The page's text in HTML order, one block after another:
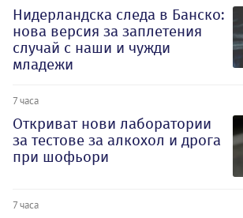
Нидерландска следа в Банско:
нова версия за заплетения
случай с наши и чужди
младежи
7 часа
Откриват нови лаборатории
за тестове за алкохол и дрога
при шофьори
7 часа